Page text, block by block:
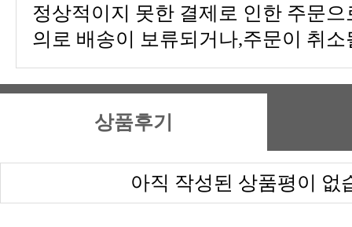
의로 배송이 보류되거나,주문이 취
상품후기
아직 작성된 상품평이 없